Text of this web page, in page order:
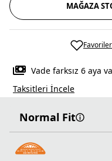
MAĞAZA
Vade farksız 6 aya
Taksitleri İncele
Normal Fit